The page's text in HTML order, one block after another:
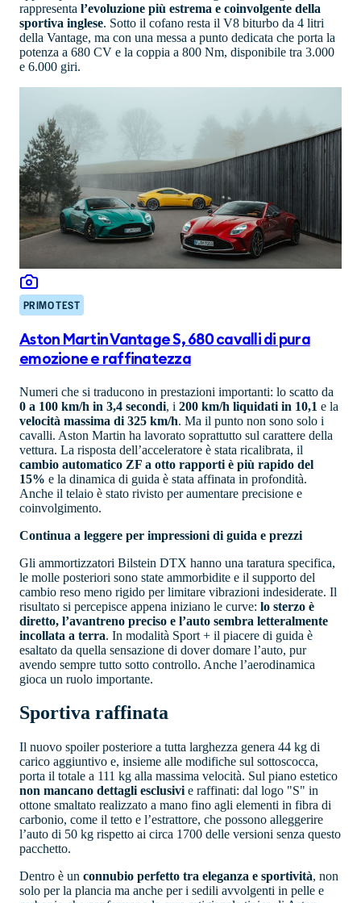
rappresenta l’evoluzione più estrema e coinvolgente della
sportiva inglese. Sotto il cofano resta il V8 biturbo da 4 litri
della Vantage, ma con una messa a punto dedicata che porta la
potenza a 680 CV e la coppia a 800 Nm, disponibile tra 3.000
e 6.000 giri.
PRIMO TEST
Aston Martin Vantage S, 680 cavalli di pura
emozione e raffinatezza
Numeri che si traducono in prestazioni importanti: lo scatto da
0 a 100 km/h in 3,4 secondi, i 200 km/h liquidati in 10,1 e la
velocità massima di 325 km/h. Ma il punto non sono solo i
cavalli. Aston Martin ha lavorato soprattutto sul carattere della
vettura. La risposta dell’acceleratore è stata ricalibrata, il
cambio automatico ZF a otto rapporti è più rapido del
15% e la dinamica di guida è stata affinata in profondità.
Anche il telaio è stato rivisto per aumentare precisione e
coinvolgimento.
Continua a leggere per impressioni di guida e prezzi
Gli ammortizzatori Bilstein DTX hanno una taratura specifica,
le molle posteriori sono state ammorbidite e il supporto del
cambio reso meno rigido per limitare vibrazioni indesiderate. Il
risultato si percepisce appena iniziano le curve: lo sterzo è
diretto, l’avantreno preciso e l’auto sembra letteralmente
incollata a terra. In modalità Sport + il piacere di guida è
esaltato da quella sensazione di dover domare l’auto, pur
avendo sempre tutto sotto controllo. Anche l’aerodinamica
gioca un ruolo importante.
Sportiva raffinata
Il nuovo spoiler posteriore a tutta larghezza genera 44 kg di
carico aggiuntivo e, insieme alle modifiche sul sottoscocca,
porta il totale a 111 kg alla massima velocità. Sul piano estetico
non mancano dettagli esclusivi e raffinati: dal logo "S" in
ottone smaltato realizzato a mano fino agli elementi in fibra di
carbonio, come il tetto e l’estrattore, che possono alleggerire
l’auto di 50 kg rispetto ai circa 1700 delle versioni senza questo
pacchetto.
Dentro è un connubio perfetto tra eleganza e sportività, non
solo per la plancia ma anche per i sedili avvolgenti in pelle e